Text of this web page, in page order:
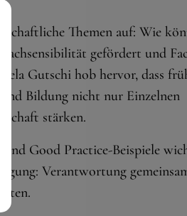
Themen auf: Wie
gefördert und
Gutschi hob hervor, dass
Bildung nicht nur Einzelnen
stärken.
und Good Practice-Beispiele
Verantwortung